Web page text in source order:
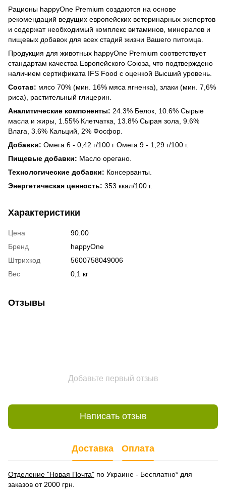
Рационы happyOne Premium создаются на основе
рекомендаций ведущих европейских ветеринарных экспертов
и содержат необходимый комплекс витаминов, минералов и
пищевых добавок для всех стадий жизни Вашего питомца.
Продукция для животных happyOne Premium соответствует
стандартам качества Европейского Союза, что подтверждено
наличием сертификата IFS Food с оценкой Высший уровень.
Состав: мясо 70% (мин. 16% мяса ягненка), злаки (мин. 7,6%
риса), растительный глицерин.
Аналитические компоненты: 24.3% Белок, 10.6% Сырые
масла и жиры, 1.55% Клетчатка, 13.8% Сырая зола, 9.6%
Влага, 3.6% Кальций, 2% Фосфор.
Добавки: Омега 6 - 0,42 г/100 г Омега 9 - 1,29 г/100 г.
Пищевые добавки: Масло орегано.
Технологические добавки: Консерванты.
Энергетическая ценность: 353 ккал/100 г.
Характеристики
Цена
90.00
Бренд
happyOne
Штрихкод
5600758049006
Вес
0,1 кг
Отзывы
Добавьте первый отзыв
Написать отзыв
Доставка Оплата
Отделение "Новая Почта" по Украине - Бесплатно* для
заказов от 2000 грн.